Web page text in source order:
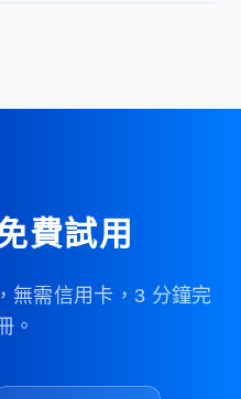
費試用
無需信用卡，3 分鐘完
。